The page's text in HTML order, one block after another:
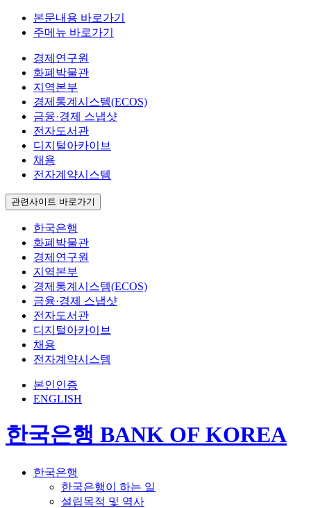
본문내용 바로가기
주메뉴 바로가기
경제연구원
화폐박물관
지역본부
경제통계시스템(ECOS)
금융·경제 스냅샷
전자도서관
디지털아카이브
채용
전자계약시스템
관련사이트 바로가기
한국은행
화폐박물관
경제연구원
지역본부
경제통계시스템(ECOS)
금융·경제 스냅샷
전자도서관
디지털아카이브
채용
전자계약시스템
본인인증
ENGLISH
한국은행 BANK OF KOREA
한국은행
한국은행이 하는 일
설립목적 및 역사